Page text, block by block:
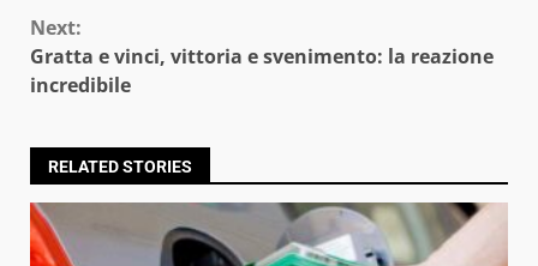
Next:
Gratta e vinci, vittoria e svenimento: la reazione
incredibile
RELATED STORIES